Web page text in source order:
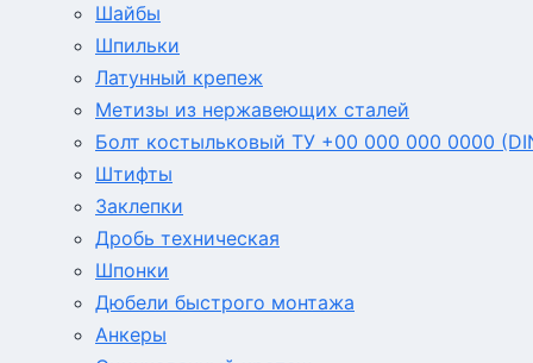
Шайбы
Шпильки
Латунный крепеж
Метизы из нержавеющих сталей
Болт костыльковый ТУ +00 000 000 0000
Штифты
Заклепки
Дробь техническая
Шпонки
Дюбели быстрого монтажа
Анкеры